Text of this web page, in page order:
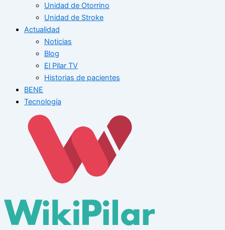
Unidad de Otorrino
Unidad de Stroke
Actualidad
Noticias
Blog
El Pilar TV
Historias de pacientes
BENE
Tecnología